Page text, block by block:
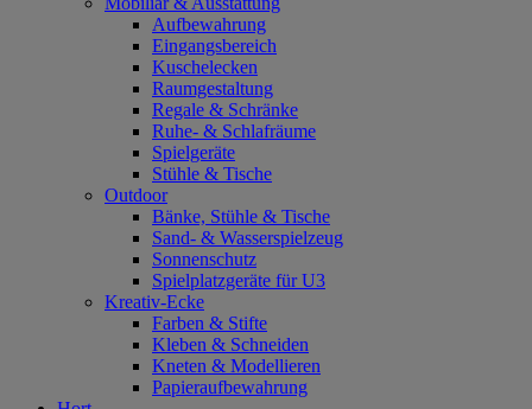
Aufbewahrung
Eingangsbereich
Kuschelecken
Raumgestaltung
Regale & Schränke
Ruhe- & Schlafräume
Spielgeräte
Stühle & Tische
Outdoor
Bänke, Stühle & Tische
Sand- & Wasserspielzeug
Sonnenschutz
Spielplatzgeräte für U3
Kreativ-Ecke
Farben & Stifte
Kleben & Schneiden
Kneten & Modellieren
Papieraufbewahrung